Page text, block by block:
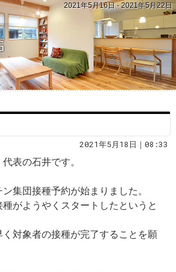
2021年5月16日 - 2021年5月22日
2021年5月18日｜08:33
表の石井です。
集団接種予約が始まりました。
がようやくスタートしたというと
対象者の接種が完了することを願